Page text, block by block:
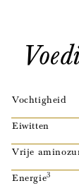
Vochtigheid
Eiwitten
Vrije
Energie3